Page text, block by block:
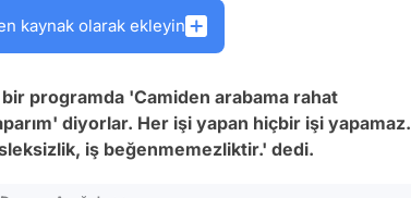
kaynak olarak ekleyin
bir programda 'Camiden arabama rahat
diyorlar. Her işi yapan hiçbir işi yapamaz.
iş beğenmemezliktir.' dedi.